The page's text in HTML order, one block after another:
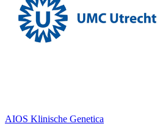
AIOS Klinische Genetica